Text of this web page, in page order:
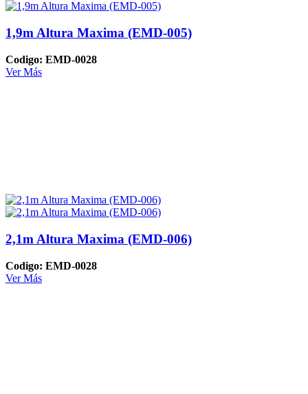
1,9m Altura Maxima (EMD-005)
Codigo: EMD-0028
Ver Más
2,1m Altura Maxima (EMD-006)
Codigo: EMD-0028
Ver Más